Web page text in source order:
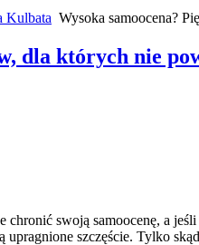
Kulbata Wysoka samoocena?
dla których nie
swoją samoocenę, a
szczęście. Tylko